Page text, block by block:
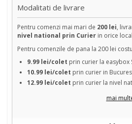
Modalitati de livrare
Pentru comenzi mai mari de 200 lei,
nivel national prin Curier in orice
Pentru comenzile de pana la 200 lei
9.99 lei/colet prin curier la easybox
10.99 lei/colet prin curier in
12.99 lei/colet prin curier la nivel
mai